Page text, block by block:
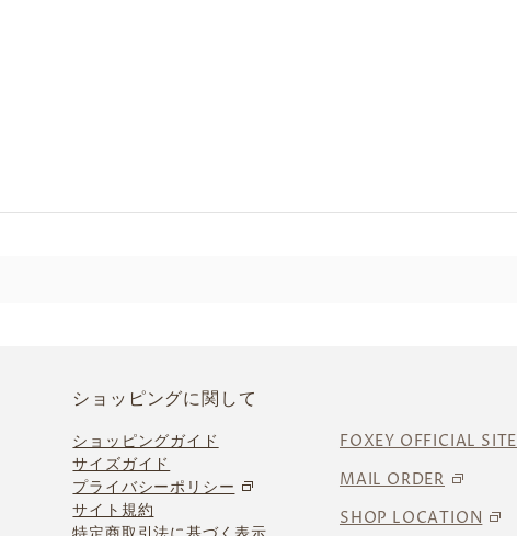
ショッピングに関して
ショッピングガイド
サイズガイド
プライバシーポリシー
サイト規約
FOXEY OFFICIAL SITE
MAIL ORDER
SHOP LOCATION